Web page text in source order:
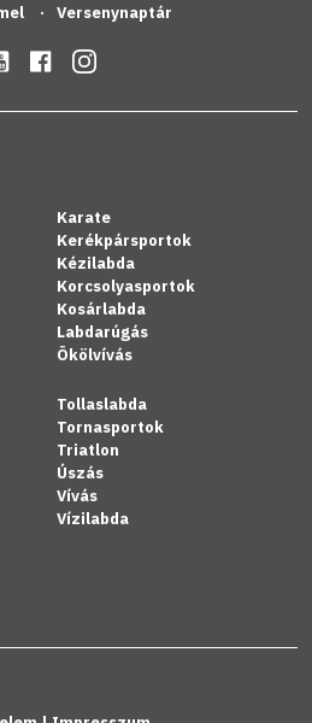
Versenynaptár
Karate
Kerékpársportok
Kézilabda
Korcsolyasportok
Kosárlabda
Labdarúgás
Ökölvívás
Tollaslabda
Tornasportok
Triatlon
Úszás
Vívás
Vízilabda